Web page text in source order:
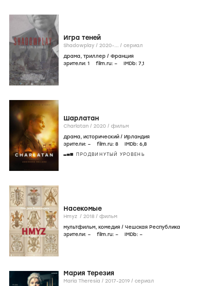
Игра теней
Shadowplay / 2020-... / сериал
драма, триллер / Франция
зрители: 1 film.ru: – IMDb: 7,1
Шарлатан
Charlatan / 2020 / фильм
драма, исторический / Ирландия
зрители: – film.ru: 8 IMDb: 6,8
ПРОДВИНУТЫЙ УРОВЕНЬ
Насекомые
Hmyz / 2018 / фильм
мультфильм, комедия / Чешская Республика
зрители: – film.ru: – IMDb: –
Мария Терезия
Maria Theresia / 2017-2019 / сериал